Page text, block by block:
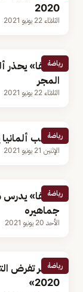
2020
الثلاثاء 22 يونيو 2021
رياضة
«يويفا»
المجر
الثلاثاء 22 يونيو 2021
رياضة
منتخب
الإثنين 21 يونيو 2021
رياضة
«يويفا»
جماهيره
الأحد 20 يونيو 2021
رياضة
المجر تفرض
2020»